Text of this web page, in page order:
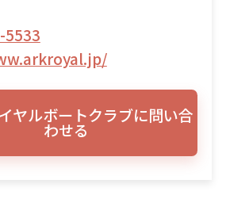
5533
ヤルボートクラブに問い合
わせる